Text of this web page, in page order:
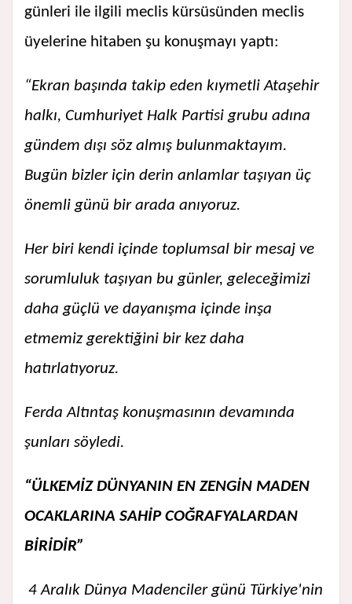
günleri ile ilgili meclis kürsüsünden meclis
üyelerine hitaben şu konuşmayı yaptı:
“Ekran başında takip eden kıymetli Ataşehir
halkı, Cumhuriyet Halk Partisi grubu adına
gündem dışı söz almış bulunmaktayım.
Bugün bizler için derin anlamlar taşıyan üç
önemli günü bir arada anıyoruz.
Her biri kendi içinde toplumsal bir mesaj ve
sorumluluk taşıyan bu günler, geleceğimizi
daha güçlü ve dayanışma içinde inşa
etmemiz gerektiğini bir kez daha
hatırlatıyoruz.
Ferda Altıntaş konuşmasının devamında
şunları söyledi.
“ÜLKEMİZ DÜNYANIN EN ZENGİN MADEN
OCAKLARINA SAHİP COĞRAFYALARDAN
BİRİDİR”
4 Aralık Dünya Madenciler günü Türkiye'nin